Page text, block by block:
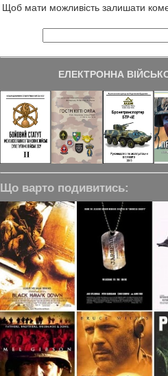
Щоб мати можливість залишати
ЕЛЕКТРОННА
Що варто подивитись: